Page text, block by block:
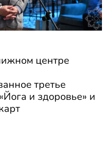
центре
третье
и здоровье» и